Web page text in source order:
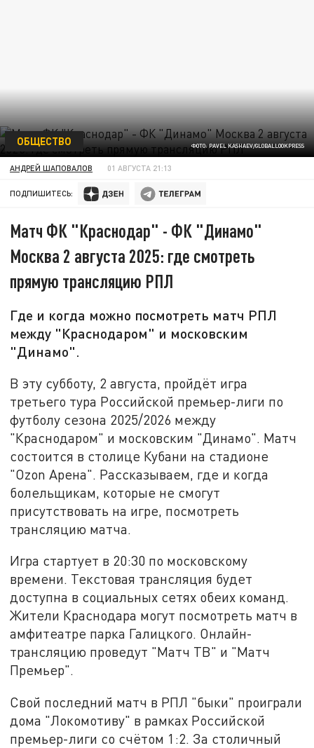
ФОТО: PAVEL KASHAEV/GLOBALLOOKPRESS
ОБЩЕСТВО
АНДРЕЙ ШАПОВАЛОВ 01 АВГУСТА 21:13
ПОДПИШИТЕСЬ:
Матч ФК "Краснодар" - ФК "Динамо"
Москва 2 августа 2025: где смотреть
прямую трансляцию РПЛ
Где и когда можно посмотреть матч РПЛ
между "Краснодаром" и московским
"Динамо".
В эту субботу, 2 августа, пройдёт игра
третьего тура Российской премьер-лиги по
футболу сезона 2025/2026 между
"Краснодаром" и московским "Динамо". Матч
состоится в столице Кубани на стадионе
"Ozon Арена". Рассказываем, где и когда
болельщикам, которые не смогут
присутствовать на игре, посмотреть
трансляцию матча.
Игра стартует в 20:30 по московскому
времени. Текстовая трансляция будет
доступна в социальных сетях обеих команд.
Жители Краснодара могут посмотреть матч в
амфитеатре парка Галицкого. Онлайн-
трансляцию проведут "Матч ТВ" и "Матч
Премьер".
Свой последний матч в РПЛ "быки" проиграли
дома "Локомотиву" в рамках Российской
премьер-лиги со счётом 1:2. За столичный